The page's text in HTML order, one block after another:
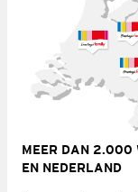
MEER DAN 2.000
EN NEDERLAND